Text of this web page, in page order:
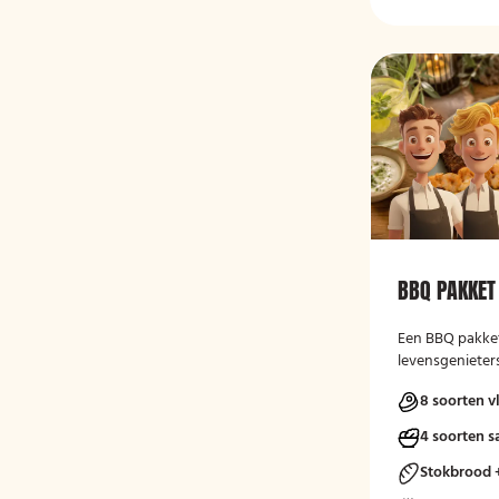
BBQ
Een BBQ
8 soorten
4 soorten
Stokbrood